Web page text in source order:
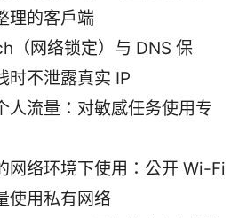
理的客户端
（网络锁定）与 DNS 保
时不泄露真实 IP
人流量：对敏感任务使用专
网络环境下使用：公开 Wi-Fi
使用私有网络